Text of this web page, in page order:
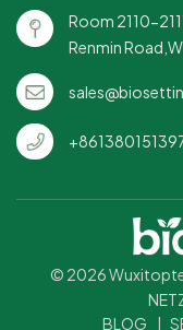
Room 2110-
Renmin
© 2026
BLOG
|